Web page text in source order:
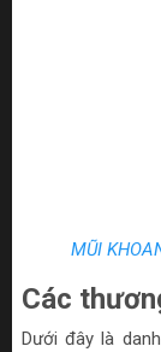
MŨI
Các
Dưới đây là